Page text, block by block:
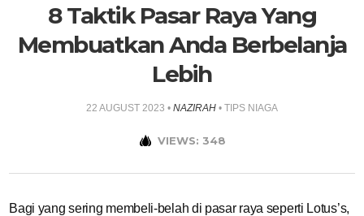
8 Taktik Pasar Raya Yang
Membuatkan Anda Berbelanja
Lebih
22 AUGUST 2023 • NAZIRAH • TIPS NIAGA
VIEWS: 348
Bagi yang sering membeli-belah di pasar raya seperti Lotus’s,